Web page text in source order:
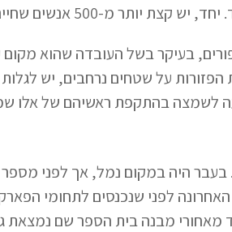
מ-500 אנשים שחיים בשניהם.
בעיקר בשל העובדה שהוא מקום
הפזורות על שטחים נרחבים, יש
לשמצה בהתקפת ראשיהם של אלו
. בעבר היה במקום נמל, אך לפני
לפני שנכנסים לתחומי
מבנה בית הספר שם נמצאת